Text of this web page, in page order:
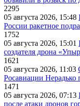
2295
05 августа 2026, 15:48
России ракетное
1752
05 августа 2026, 15:01
создателя дрона
1621
05 августа 2026, 11:03
Росавиации Нерадько
1471
05 августа 2026, 07:13
после атаки дронов